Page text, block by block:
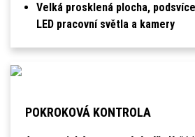
Velká prosklená plocha,
LED pracovní světla a kamery
POKROKOVÁ KONTROLA